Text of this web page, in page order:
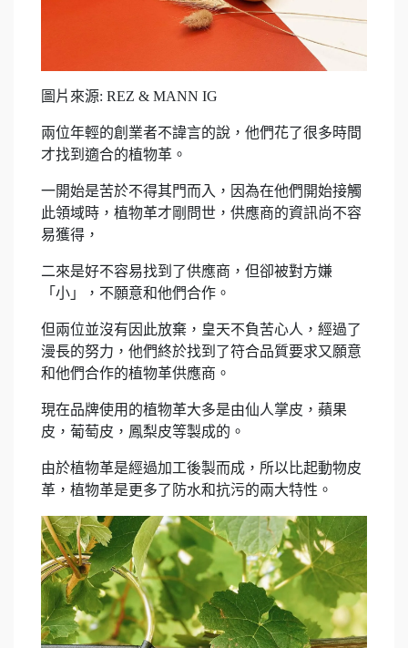
圖片來源: REZ & MANN IG
兩位年輕的創業者不諱言的說，他們花了很多時間
才找到適合的植物革。
一開始是苦於不得其門而入，因為在他們開始接觸
此領域時，植物革才剛問世，供應商的資訊尚不容
易獲得，
二來是好不容易找到了供應商，但卻被對方嫌
「小」，不願意和他們合作。
但兩位並沒有因此放棄，皇天不負苦心人，經過了
漫長的努力，他們終於找到了符合品質要求又願意
和他們合作的植物革供應商。
現在品牌使用的植物革大多是由仙人掌皮，蘋果
皮，葡萄皮，鳳梨皮等製成的。
由於植物革是經過加工後製而成，所以比起動物皮
革，植物革是更多了防水和抗污的兩大特性。